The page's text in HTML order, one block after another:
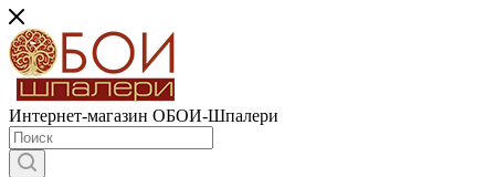
Интернет-магазин ОБОИ-Шпалери